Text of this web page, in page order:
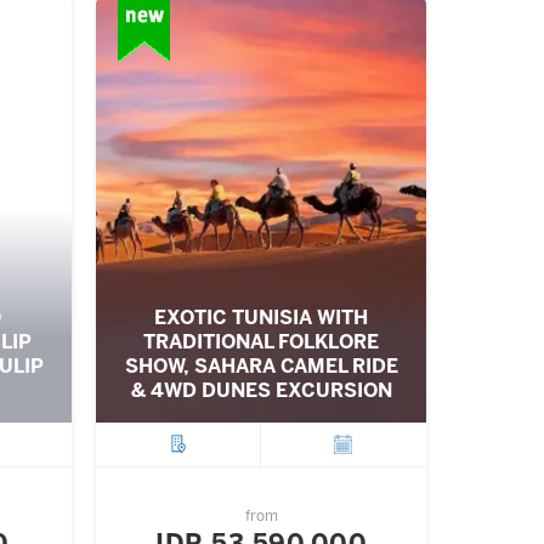
EXOTIC TUNISIA WITH
TRADITIONAL FOLKLORE
SHOW, SAHARA CAMEL RIDE
& 4WD DUNES EXCURSION
from